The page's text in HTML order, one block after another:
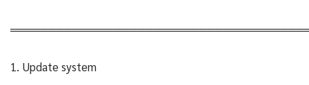
1. Update system